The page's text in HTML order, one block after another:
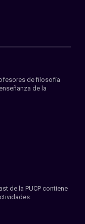
de filosofía
de la
de la PUCP contiene